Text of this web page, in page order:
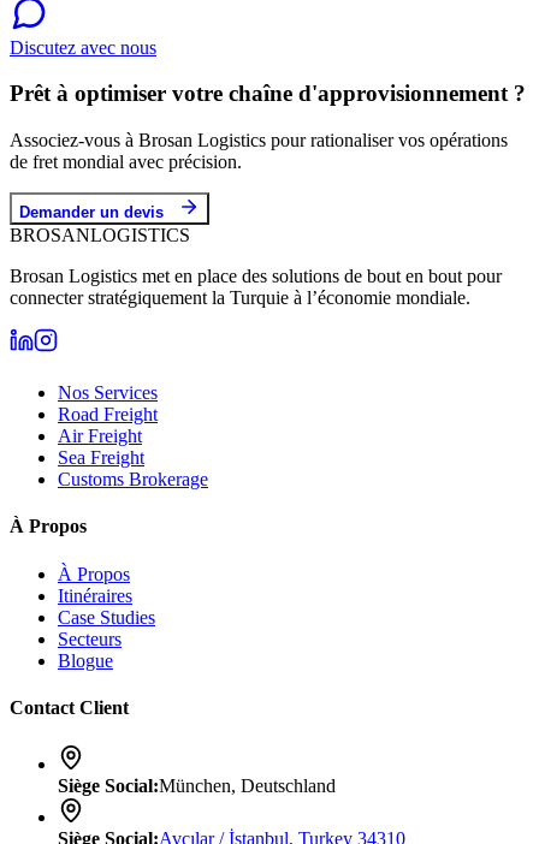
Discutez avec nous
Prêt à optimiser votre chaîne d'approvisionnement ?
Associez-vous à Brosan Logistics pour rationaliser vos opérations
de fret mondial avec précision.
Demander un devis
BROSANLOGISTICS
Brosan Logistics met en place des solutions de bout en bout pour
connecter stratégiquement la Turquie à l’économie mondiale.
Nos Services
Road Freight
Air Freight
Sea Freight
Customs Brokerage
À Propos
À Propos
Itinéraires
Case Studies
Secteurs
Blogue
Contact Client
Siège Social:München, Deutschland
Siège Social:Avcılar / İstanbul, Turkey 34310